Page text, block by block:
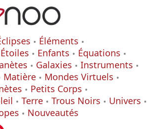
Éléments
Étoiles Enfants
Équations
Galaxies
Instruments
Matière
Mondes Virtuels
Petits Corps
Terre Trous Noirs
Univers
Nouveautés